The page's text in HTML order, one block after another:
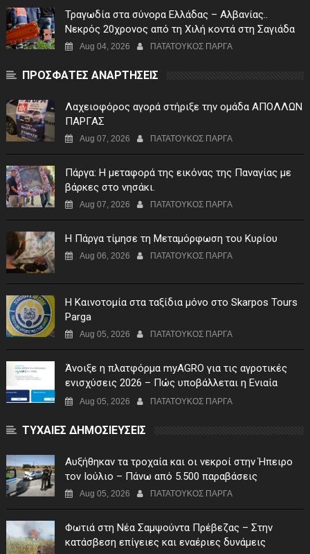
Τραγωδία στα σύνορα Ελλάδας – Αλβανίας..
Νεκρός 20χρονος από τη Χιλή κοντά στη Σαγιάδα
Aug 04, 2026 ΠΑΤΑΤΟΥΚΟΣ ΠΑΡΓΑ
ΠΡΟΣΦΑΤΕΣ ΑΝΑΡΤΗΣΕΙΣ
Λαχειοφόρος αγορά στήριξε την ομάδα ΑΠΟΛΛΩΝ
ΠΑΡΓΑΣ
Aug 07, 2026 ΠΑΤΑΤΟΥΚΟΣ ΠΑΡΓΑ
Πάργα: Η μεταφορά της εικόνας της Παναγίας με
βάρκες στο νησάκι.
Aug 07, 2026 ΠΑΤΑΤΟΥΚΟΣ ΠΑΡΓΑ
Η Πάργα τίμησε τη Μεταμόρφωση του Κυρίου
Aug 06, 2026 ΠΑΤΑΤΟΥΚΟΣ ΠΑΡΓΑ
Η Καινοτομία στα ταξίδια μόνο στο Skarpos Tours
Parga
Aug 05, 2026 ΠΑΤΑΤΟΥΚΟΣ ΠΑΡΓΑ
Άνοιξε η πλατφόρμα myAGRO για τις αγροτικές
ενισχύσεις 2026 – Πώς υποβάλλεται η Ενιαία
Αίτηση Ενίσχυσης
Aug 05, 2026 ΠΑΤΑΤΟΥΚΟΣ ΠΑΡΓΑ
ΤΥΧΑΙΕΣ ΔΗΜΟΣΙΕΥΣΕΙΣ
Αυξήθηκαν τα τροχαία και οι νεκροί στην Ήπειρο
τον Ιούλιο – Πάνω από 5.500 παραβάσεις
Aug 05, 2026 ΠΑΤΑΤΟΥΚΟΣ ΠΑΡΓΑ
Φωτιά στη Νέα Σαμψούντα Πρέβεζας – Στην
κατάσβεση επίγειες και εναέριες δυνάμεις